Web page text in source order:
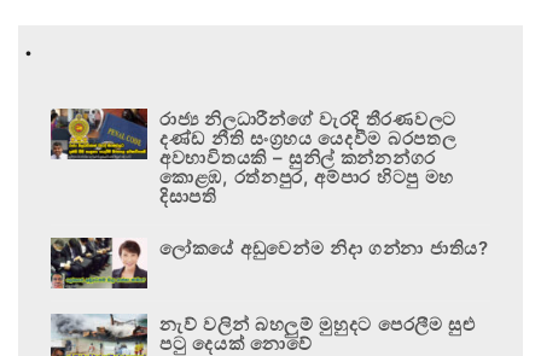
.
රාජ්‍ය නිලධාරීන්ගේ වැරදි තීරණවලට
දණ්ඩ නීති සංග්‍රහය යෙදවීම බරපතල
අවභාවිතයකි – සුනිල් කන්නන්ගර
කොළඹ, රත්නපුර, අම්පාර හිටපු මහ
දිසාපති
ලෝකයේ අඩුවෙන්ම නිදා ගන්නා ජාතිය?
නැව් වලින් බහලුම් මුහුදට පෙරලීම සුළු
පටු දෙයක් නොවේ